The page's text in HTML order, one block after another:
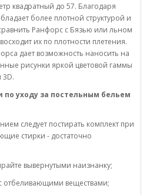
квадратный до 57. Благодаря
более плотной структурой и
Ранфорс с Бязью или льном
их по плотности плетения.
дает возможность наносить на
рисунки яркой цветовой гаммы
3D.
уходу за постельным бельем
следует постирать комплект при
стирки - достаточно
вывернутыми наизнанку;
отбеливающими веществами;